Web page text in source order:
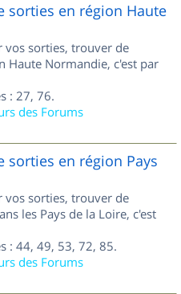
sorties en région Haute
vos sorties, trouver de
Haute Normandie, c'est par
: 27, 76.
des Forums
sorties en région Pays
vos sorties, trouver de
les Pays de la Loire, c'est
: 44, 49, 53, 72, 85.
des Forums